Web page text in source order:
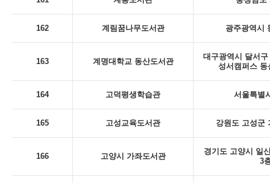
162 계림꿈나무도서관 광주광역시
163 계명대학교 동산도서관
대구광역시 달서
성서캠퍼스 동
164 고덕평생학습관 서울특별
165 고성교육도서관 강원도 고성군
166 고양시 가좌도서관
경기도 고양시 일
3